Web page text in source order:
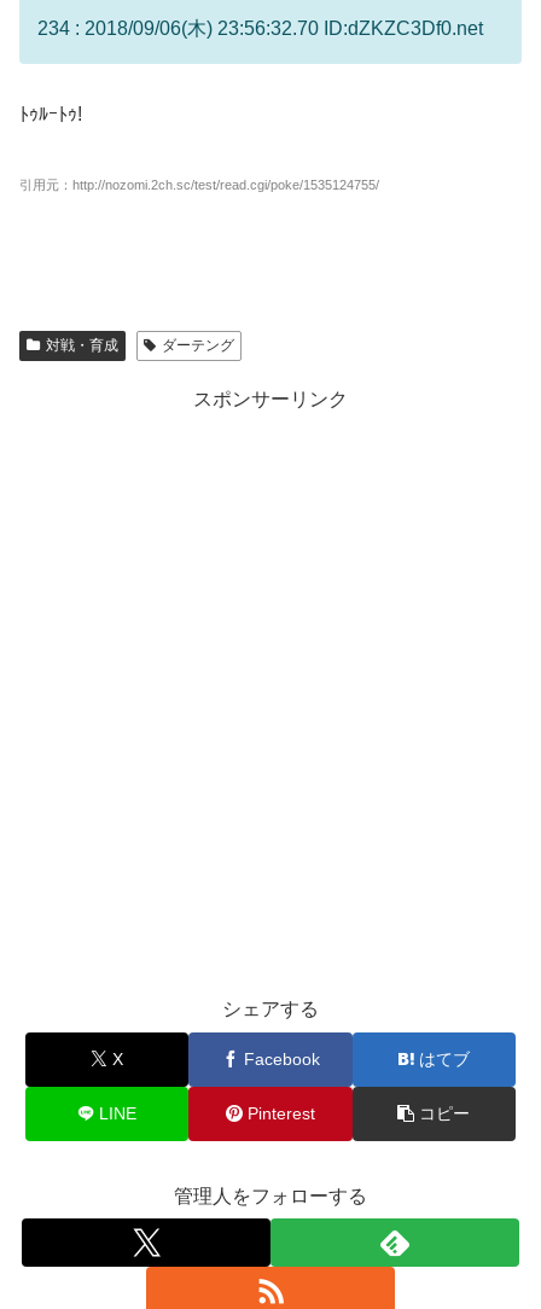
234 : 2018/09/06(木) 23:56:32.70 ID:dZKZC3Df0.net
ﾄｩﾙｰﾄｩ!
引用元：http://nozomi.2ch.sc/test/read.cgi/poke/1535124755/
対戦・育成 ダーテング
スポンサーリンク
シェアする
X Facebook はてブ
LINE Pinterest コピー
管理人をフォローする